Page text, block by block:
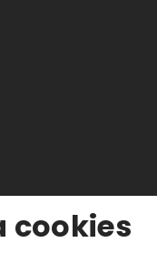
cookies